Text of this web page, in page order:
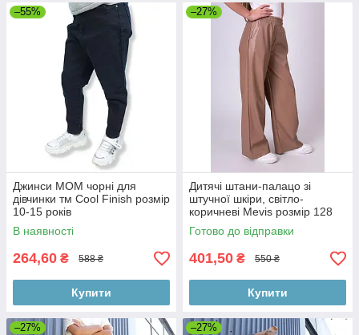
–55%
Джинси МОМ чорні для
дівчинки тм Cool Finish розмір
10-15 років
В наявності
264,60 ₴ 588 ₴
Купити
–27%
Дитячі штани-палацо зі
штучної шкіри, світло-
коричневі Mevis розмір 128
Готово до відправки
401,50 ₴ 550 ₴
Купити
–27% –27%